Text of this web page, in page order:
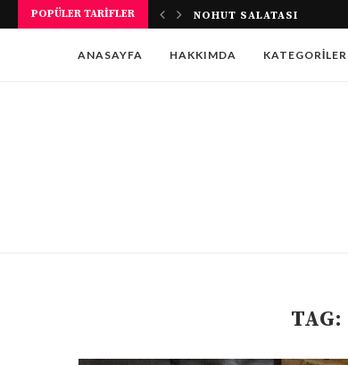
POPÜLER TARIFLER NOHUT SALATASI
ANASAYFA HAKKIMDA KATEGORILER
TAG: